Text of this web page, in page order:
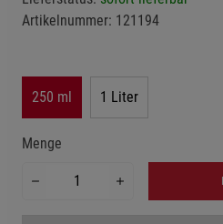
Artikelnummer: 121194
250 ml 1 Liter
Menge